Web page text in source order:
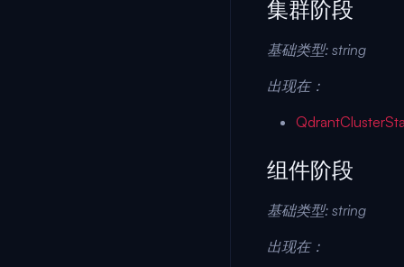
集群阶段
基础类型: string
出现在：
组件阶段
基础类型: string
出现在：